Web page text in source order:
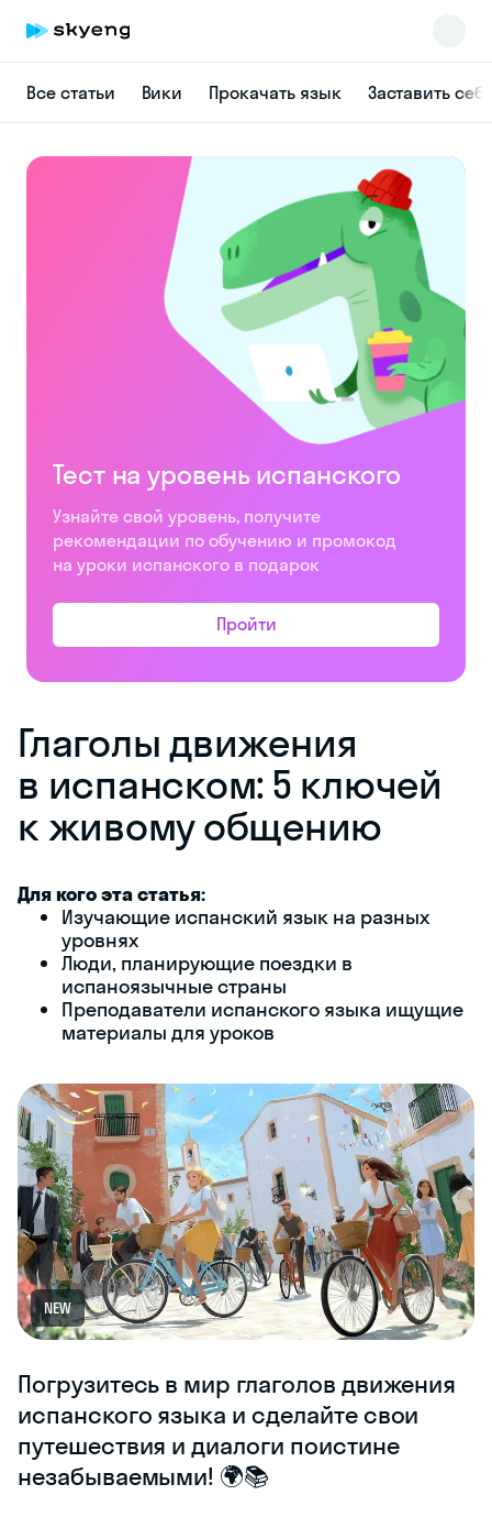
Все статьи Вики Прокачать язык Заставить
Тест на уровень испанского
Узнайте свой уровень, получите
рекомендации по обучению и промокод
на уроки испанского в подарок
Пройти
Глаголы движения
в испанском: 5 ключей
к живому общению
Для кого эта статья:
Изучающие испанский язык на разных
уровнях
Люди, планирующие поездки в
испаноязычные страны
Преподаватели испанского языка ищущие
материалы для уроков
NEW
Погрузитесь в мир глаголов движения
испанского языка и сделайте свои
путешествия и диалоги поистине
незабываемыми! 🌍📚